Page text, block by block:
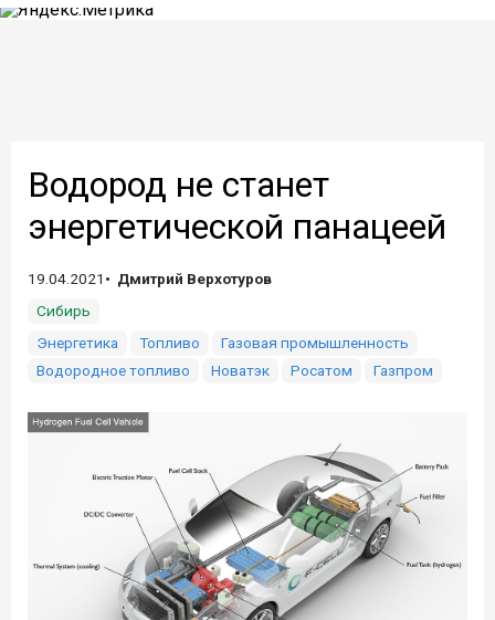
Водород не станет
энергетической панацеей
19.04.2021
Дмитрий Верхотуров
Сибирь
Энергетика
Топливо
Газовая промышленность
Водородное топливо
Новатэк Росатом Газпром